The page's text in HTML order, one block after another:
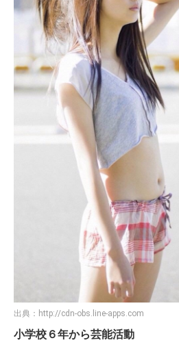
出典： http://cdn-obs.line-apps.com
小学校６年から芸能活動